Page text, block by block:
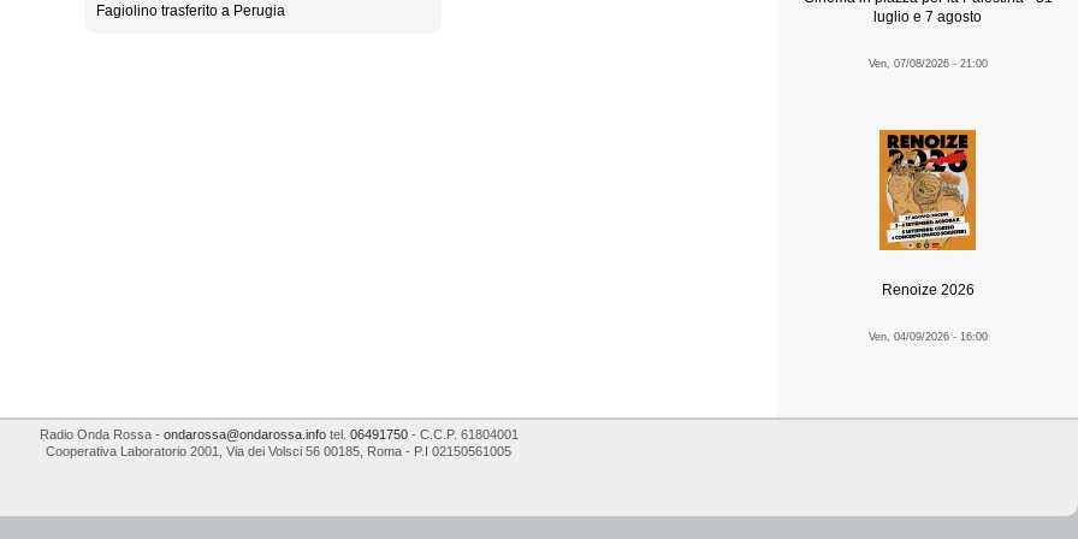
Fagiolino trasferito a Perugia
luglio e 7 agosto
Ven, 07/08/2026 - 21:00
Renoize 2026
Ven, 04/09/2026 - 16:00
Radio Onda Rossa- ondarossa@ondarossa.infotel. 06491750- C.C.P. 61804001
Cooperativa Laboratorio 2001
Via dei Volsci 56 00185 Roma - P.I 02150561005